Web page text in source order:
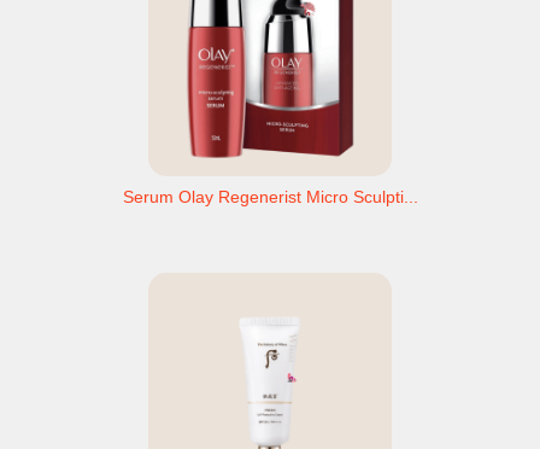
Serum Olay Regenerist Micro Sculpti...